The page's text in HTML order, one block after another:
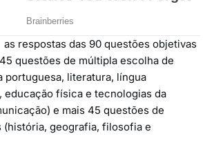
respostas das 90 questões objetivas
questões de múltipla escolha de
portuguesa, literatura, língua
educação física e tecnologias da
e mais 45 questões de
(história, geografia, filosofia e